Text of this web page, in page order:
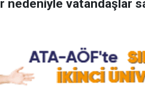
nedeniyle vatandaşlar